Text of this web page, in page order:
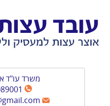
משרד עו"ד